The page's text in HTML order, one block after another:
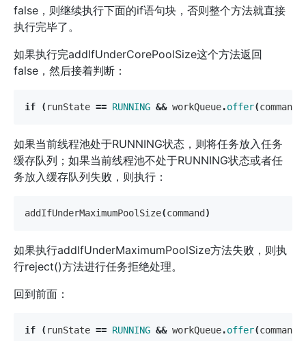
false，则继续执行下面的if语句块，否则整个方法就直接
执行完毕了。
如果执行完addIfUnderCorePoolSize这个方法返回
false，然后接着判断：
if ( runState == RUNNING && workQueue.offer(command
如果当前线程池处于RUNNING状态，则将任务放入任务
缓存队列；如果当前线程池不处于RUNNING状态或者任
务放入缓存队列失败，则执行：
addIfUnderMaximumPoolSize(command)
如果执行addIfUnderMaximumPoolSize方法失败，则执
行reject()方法进行任务拒绝处理。
回到前面：
if ( runState == RUNNING && workQueue.offer(command